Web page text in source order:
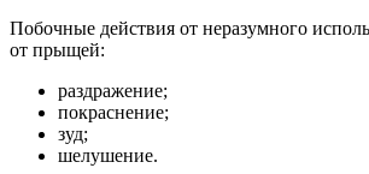
Побочные действия от неразумного
от прыщей:
раздражение;
покраснение;
зуд;
шелушение.